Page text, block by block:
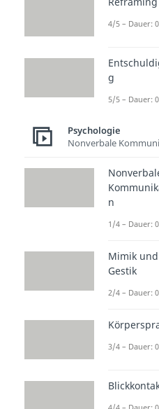
Einflüsse
Eifersucht
einzigartig
4/5 – Dauer:
g
5/5 – Dauer:
Psychologie
Nonverbale
n
1/4 – Dauer:
Mimik und
Gestik
2/4 – Dauer:
3/4 – Dauer: